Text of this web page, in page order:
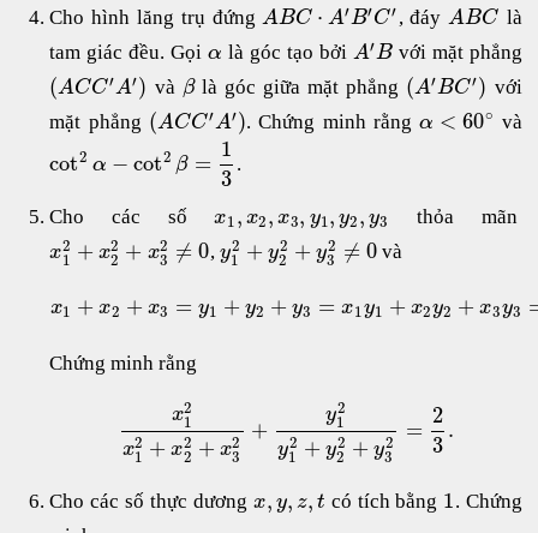
Cho hình lăng trụ đứngABC ⋅ A′B′C′, đáyABC là
tam giác đều. Gọiα là góc tạo bởi A′Bvới mặt phẳng
(ACC′A′) và βlà góc giữa mặt phẳng (A′BC′) với
mặt phẳng (ACC′A′). Chứng minh rằngα < 60∘ và
cot2 α − cot2 β =
1
3
.
Cho các sốx1 , x2, x3, y1, y2, y3 thỏa mãn
x2
1 + x2
2 + x2
3 ≠ 0, y2
1 + y2
2 + y2
3 ≠ 0và
x1 + x2 + x3 = y1 + y2 + y3 = x1y1 + x2y2 + x3y3
Chứng minh rằng
x2
1
x2
1 + x2
2 + x2
3
+
y2
1
y2
1 + y2
2 + y2
3
=
2
3
.
Cho các số thực dương x, y, z, t có tích bằng 1. Chứng